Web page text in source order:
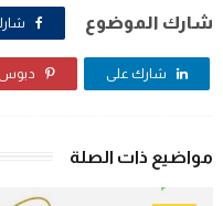
شارك الموضوع
شارك على
مواضيع ذات الصلة